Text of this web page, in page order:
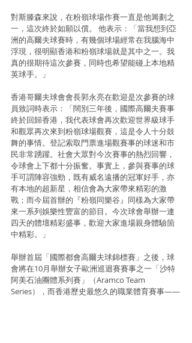
對斯滕森來說，在粉嶺球場作賽一直是他籌劃之
一，這次終於如願以償。 他表示：「當我想到亞
洲的高爾夫球賽時，有幾個球場經常在我腦海中
浮現，很明顯香港和粉嶺球場就是其中之一。我
真的很期待這次參賽，同時也希望能碰上本地精
英球手。」
香港哥爾夫球會會長郭永亮在歡迎是次參賽的球
員致詞時表示：「闊別三年後，國際高爾夫賽事
終於回歸香港，我代表球會再次歡迎世界級球手
和觀眾再次來到粉嶺球場觀賽，這是令人十分鼓
舞的事情。登記索取門票進場觀賽事的球迷和市
民非常踴躍。社會大眾對今次賽事的熱烈回響，
令球會上下都十分振奮。事實上，參與賽事的球
手可謂陣容強勁，既有威名遠播的冠軍好手，亦
有本地的超新星，相信會為大家帶來精彩的激
戰；而今屆首辦的『粉嶺同樂谷』同樣為大家帶
來一系列娛樂性豐富的節目。今次球會舉辦一連
四天的體壇精彩盛事，歡迎大家進場親身體驗箇
中精彩。」
舉辦首屆「國際都會高爾夫球錦標賽」之後，球
會將在10月舉辦女子歐洲巡迴賽賽事之一「沙特
阿美石油團體系列賽」（Aramco Team
Series），而香港歷史最悠久的職業體育賽事——